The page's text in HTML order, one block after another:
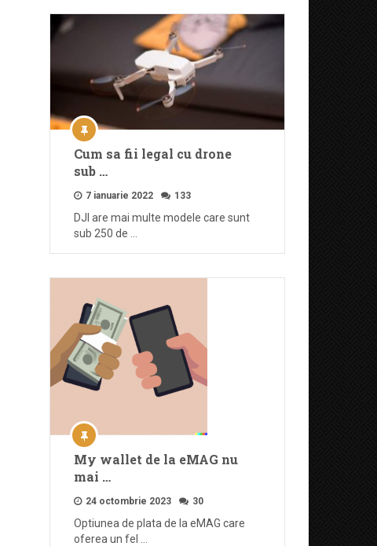
Cum sa fii legal cu drone
sub …
7 ianuarie 2022 133
DJI are mai multe modele care sunt
sub 250 de …
My wallet de la eMAG nu
mai …
24 octombrie 2023 30
Optiunea de plata de la eMAG care
oferea un fel …